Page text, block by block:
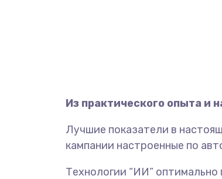
Из практического опыта и
Лучшие показатели в
кампании настроенные по
Технологии “ИИ”